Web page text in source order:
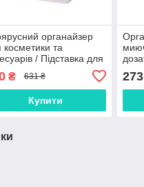
органайзер
косметики та
/ Підставка для
на два яруси /
для косметики
₴ 631 ₴
Купити
273